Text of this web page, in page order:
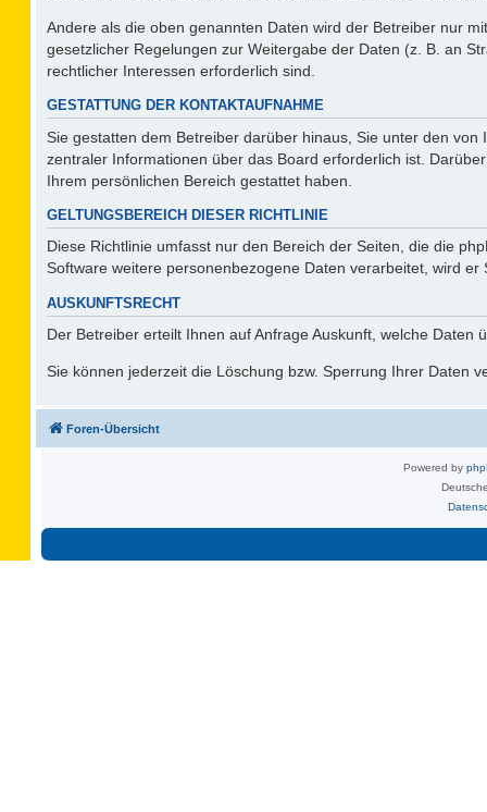
Andere als die oben genannten Daten wird der Betreiber nur
gesetzlicher Regelungen zur Weitergabe der Daten (z. B. an
rechtlicher Interessen erforderlich sind.
GESTATTUNG DER KONTAKTAUFNAHME
Sie gestatten dem Betreiber darüber hinaus, Sie unter den
zentraler Informationen über das Board erforderlich ist.
Ihrem persönlichen Bereich gestattet haben.
GELTUNGSBEREICH DIESER RICHTLINIE
Diese Richtlinie umfasst nur den Bereich der Seiten, die die
Software weitere personenbezogene Daten verarbeitet, wird
AUSKUNFTSRECHT
Der Betreiber erteilt Ihnen auf Anfrage Auskunft, welche Daten
Sie können jederzeit die Löschung bzw. Sperrung Ihrer Daten
Foren-Übersicht
Powered by